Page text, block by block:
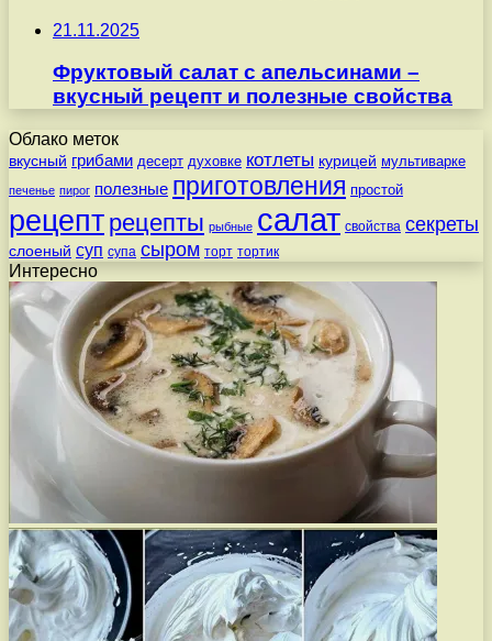
21.11.2025
Фруктовый салат с апельсинами –
вкусный рецепт и полезные свойства
Облако меток
вкусный грибами десерт духовке котлеты курицей мультиварке
печенье пирог полезные приготовления простой
рецепт рецепты рыбные салат свойства секреты
слоеный суп супа сыром торт тортик
Интересно